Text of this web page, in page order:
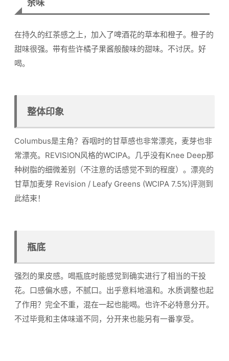
余味
在持久的红茶感之上，加入了啤酒花的草本和橙子。橙子的
甜味很强。带有些许橘子果酱般酸味的甜味。不讨厌。好
喝。
整体印象
Columbus是主角？吞咽时的甘草感也非常漂亮，麦芽也非
常漂亮。REVISION风格的WCIPA。几乎没有Knee Deep那
种树脂的细微差别（不注意的话感觉不到的程度）。漂亮的
甘草加麦芽 Revision / Leafy Greens (WCIPA 7.5%)评测到
此结束！
瓶底
强烈的果皮感。喝瓶底时能感觉到确实进行了相当的干投
花。口感偏水感，不腻口。出乎意料地温和。水质调整也起
了作用？完全不重，混在一起也能喝。也许不必特意分开。
不过毕竟和主体味道不同，分开来也能另有一番享受。